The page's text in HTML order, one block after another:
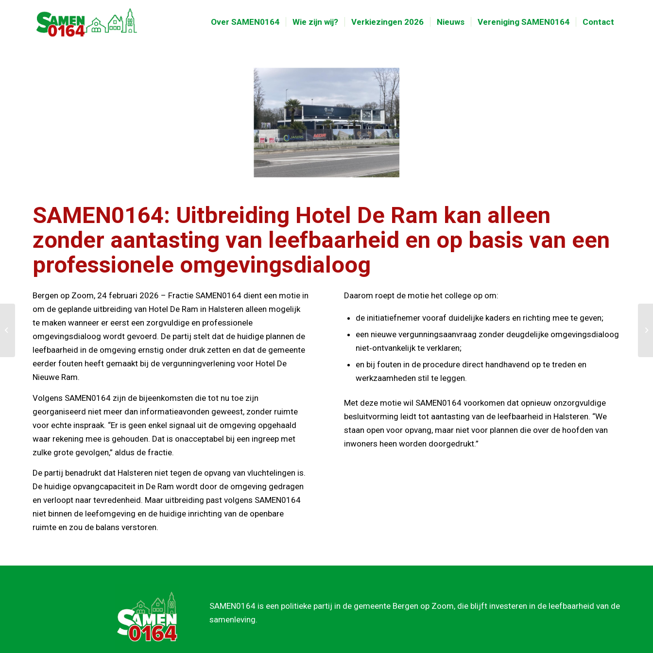
Over SAMEN0164 Wie zijn wij? Verkiezingen 2026 Nieuws Vereniging SAMEN0164 Contact
SAMEN0164: Uitbreiding Hotel De Ram kan alleen
zonder aantasting van leefbaarheid en op basis van een
professionele omgevingsdialoog
Bergen op Zoom, 24 februari 2026 – Fractie SAMEN0164 dient een motie in
om de geplande uitbreiding van Hotel De Ram in Halsteren alleen mogelijk
te maken wanneer er eerst een zorgvuldige en professionele
omgevingsdialoog wordt gevoerd. De partij stelt dat de huidige plannen de
leefbaarheid in de omgeving ernstig onder druk zetten en dat de gemeente
eerder fouten heeft gemaakt bij de vergunningverlening voor Hotel De
Nieuwe Ram.
Volgens SAMEN0164 zijn de bijeenkomsten die tot nu toe zijn
georganiseerd niet meer dan informatieavonden geweest, zonder ruimte
voor echte inspraak. “Er is geen enkel signaal uit de omgeving opgehaald
waar rekening mee is gehouden. Dat is onacceptabel bij een ingreep met
zulke grote gevolgen,” aldus de fractie.
De partij benadrukt dat Halsteren niet tegen de opvang van vluchtelingen is.
De huidige opvangcapaciteit in De Ram wordt door de omgeving gedragen
en verloopt naar tevredenheid. Maar uitbreiding past volgens SAMEN0164
niet binnen de leefomgeving en de huidige inrichting van de openbare
ruimte en zou de balans verstoren.
Daarom roept de motie het college op om:
de initiatiefnemer vooraf duidelijke kaders en richting mee te geven;
een nieuwe vergunningsaanvraag zonder deugdelijke omgevingsdialoog
niet‑ontvankelijk te verklaren;
en bij fouten in de procedure direct handhavend op te treden en
werkzaamheden stil te leggen.
Met deze motie wil SAMEN0164 voorkomen dat opnieuw onzorgvuldige
besluitvorming leidt tot aantasting van de leefbaarheid in Halsteren. “We
staan open voor opvang, maar niet voor plannen die over de hoofden van
inwoners heen worden doorgedrukt.”
SAMEN0164 is een politieke partij in de gemeente Bergen op Zoom, die blijft investeren in de leefbaarheid van de
samenleving.
presenteert met
lijsttrekker Reinoud
Krijnen een